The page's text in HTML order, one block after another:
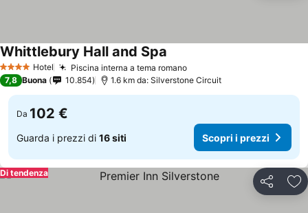
4 Stelle Hotel Piscina interna a tema romano
Whittlebury Hall and Spa
7,8 Buona 10.854 1.6 km da: Silverstone Circuit
Da 102 €
Guarda i prezzi di 16 siti Scopri i prezzi
Condividi
Di tendenza